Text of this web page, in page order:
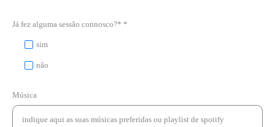
Já fez alguma sessão connosco?* *
sim
não
Música